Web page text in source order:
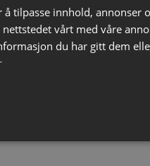
tilpasse innhold, annonser
vårt med våre
du har gitt dem